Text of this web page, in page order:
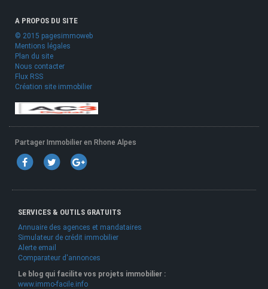
A PROPOS DU SITE
© 2015 pagesimmoweb
Mentions légales
Plan du site
Nous contacter
Flux RSS
Création site immobilier
Partager Immobilier en Rhone Alpes
SERVICES & OUTILS GRATUITS
Annuaire des agences et mandataires
Simulateur de crédit immobilier
Alerte email
Comparateur d'annonces
Le blog qui facilite vos projets immobilier :
www.immo-facile.info